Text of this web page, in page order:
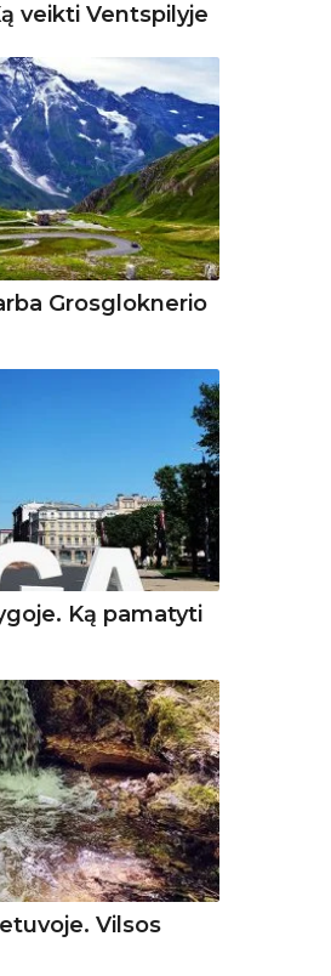
veikti Ventspilyje
Grosgloknerio
Ką pamatyti
Vilsos